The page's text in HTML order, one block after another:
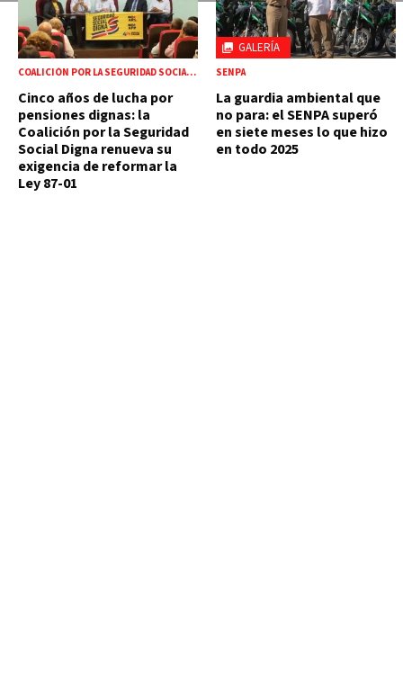
COALICIÓN POR LA SEGURIDAD SOCIAL DIGNA
Cinco años de lucha por
pensiones dignas: la
Coalición por la Seguridad
Social Digna renueva su
exigencia de reformar la
Ley 87-01
GALERÍA
SENPA
La guardia ambiental que
no para: el SENPA superó
en siete meses lo que hizo
en todo 2025